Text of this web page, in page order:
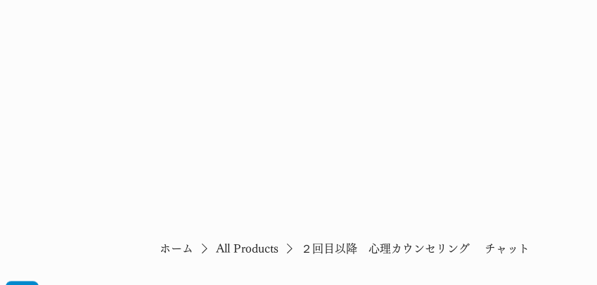
ホーム All Products ２回目以降 心理カウンセリング チャット